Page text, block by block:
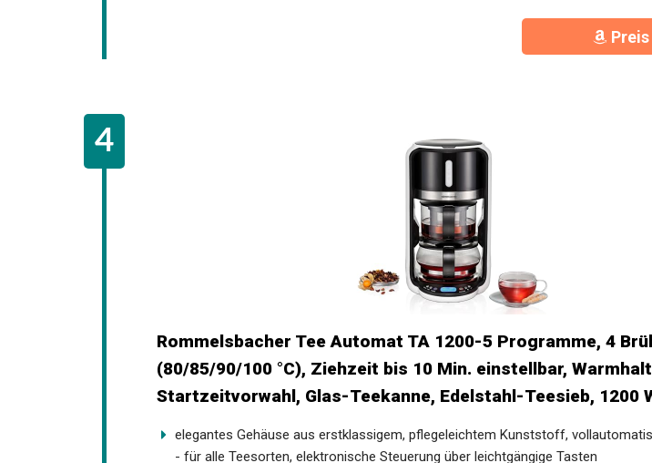
Rommelsbacher Tee Automat TA 1200-5 Programme, 4
(80/85/90/100 °C), Ziehzeit bis 10 Min. einstellbar,
Startzeitvorwahl, Glas-Teekanne, Edelstahl-Teesieb, 1200
elegantes Gehäuse aus erstklassigem, pflegeleichtem Kunststoff,
- für alle Teesorten, elektronische Steuerung über leichtgängige Tasten